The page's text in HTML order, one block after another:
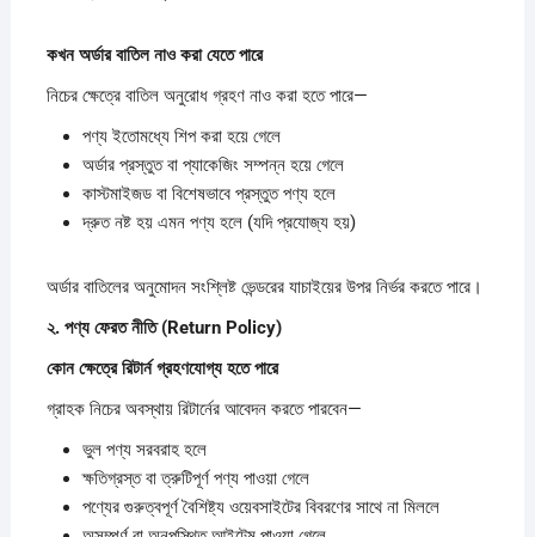
কখনঅর্ডারবাতিলনাওকরাযেতেপারে
নিচের ক্ষেত্রে বাতিল অনুরোধ গ্রহণ নাও করা হতে পারে—
পণ্য ইতোমধ্যে শিপ করা হয়ে গেলে
অর্ডার প্রস্তুত বা প্যাকেজিং সম্পন্ন হয়ে গেলে
কাস্টমাইজড বা বিশেষভাবে প্রস্তুত পণ্য হলে
দ্রুত নষ্ট হয় এমন পণ্য হলে (যদি প্রযোজ্য হয়)
অর্ডার বাতিলের অনুমোদন সংশ্লিষ্ট ভেন্ডরের যাচাইয়ের উপর নির্ভর করতে পারে।
২. পণ্যফেরতনীতি (Return Policy)
কোনক্ষেত্রেরিটার্নগ্রহণযোগ্যহতেপারে
গ্রাহক নিচের অবস্থায় রিটার্নের আবেদন করতে পারবেন—
ভুল পণ্য সরবরাহ হলে
ক্ষতিগ্রস্ত বা ত্রুটিপূর্ণ পণ্য পাওয়া গেলে
পণ্যের গুরুত্বপূর্ণ বৈশিষ্ট্য ওয়েবসাইটের বিবরণের সাথে না মিললে